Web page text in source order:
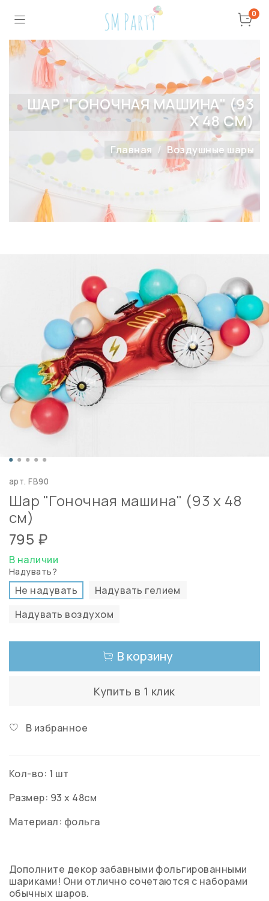
0
ШАР "ГОНОЧНАЯ МАШИНА" (93
Х 48 СМ)
Главная Воздушные шары
арт.FB90
Шар "Гоночная машина" (93 х 48
см)
795 ₽
В наличии
Надувать?
Не надувать
Надувать гелием
Надувать воздухом
В корзину
Купить в 1 клик
В избранное
Кол-во: 1 шт
Размер: 93 х 48см
Материал: фольга
Дополните декор забавными фольгированными
шариками! Они отлично сочетаются с наборами
обычных шаров.